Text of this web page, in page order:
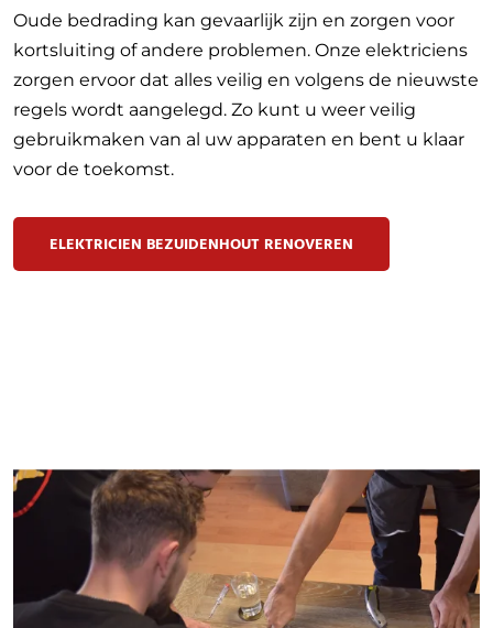
Oude bedrading kan gevaarlijk zijn en zorgen voor
kortsluiting of andere problemen. Onze elektriciens
zorgen ervoor dat alles veilig en volgens de nieuwste
regels wordt aangelegd. Zo kunt u weer veilig
gebruikmaken van al uw apparaten en bent u klaar
voor de toekomst.
ELEKTRICIEN BEZUIDENHOUT RENOVEREN